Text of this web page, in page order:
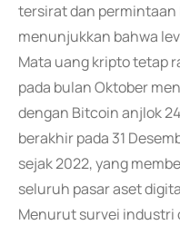
tersirat dan permintaan
menunjukkan bahwa
Mata uang kripto tetap
pada bulan Oktober
dengan Bitcoin anjlok
berakhir pada 31
sejak 2022, yang
seluruh pasar aset
Menurut survei industri